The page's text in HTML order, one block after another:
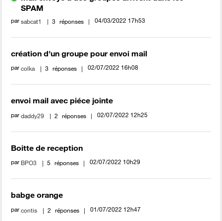
SPAM
parsabcat1 3 réponses ‎04/03/2022 17h53
création d'un groupe pour envoi mail
parcolka 3 réponses ‎02/07/2022 16h08
envoi mail avec piéce jointe
pardaddy29 2 réponses ‎02/07/2022 12h25
Boitte de reception
par BPO3 5 réponses ‎02/07/2022 10h29
babge orange
parcontis 2 réponses ‎01/07/2022 12h47